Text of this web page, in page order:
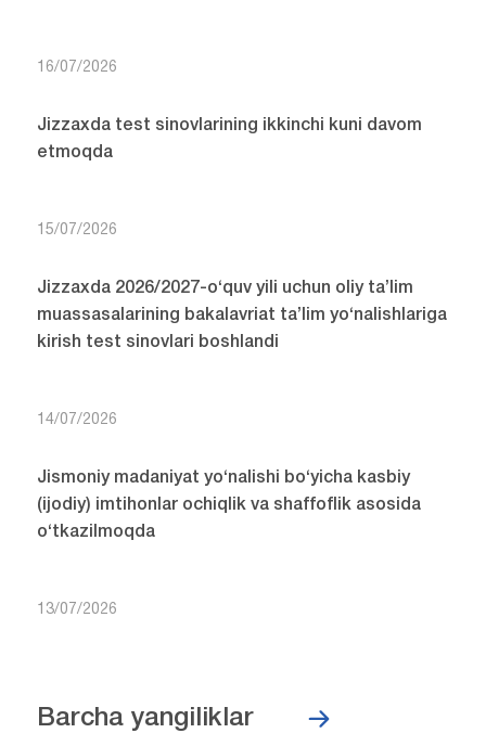
16/07/2026
Jizzaxda test sinovlarining ikkinchi kuni davom
etmoqda
15/07/2026
Jizzaxda 2026/2027-o‘quv yili uchun oliy ta’lim
muassasalarining bakalavriat ta’lim yo‘nalishlariga
kirish test sinovlari boshlandi
14/07/2026
Jismoniy madaniyat yo‘nalishi bo‘yicha kasbiy
(ijodiy) imtihonlar ochiqlik va shaffoflik asosida
o‘tkazilmoqda
13/07/2026
Barcha yangiliklar